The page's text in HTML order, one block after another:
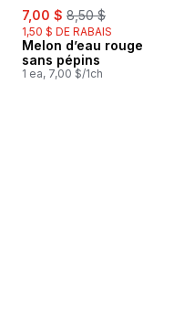
sale:
7,00 $ , formerly:
8,50 $
1,50 $ DE RABAIS
Melon d’eau rouge
sans pépins
1 ea, 7,00 $/1ch